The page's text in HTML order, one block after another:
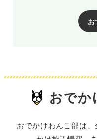
お
おでか
おでかけわんこ部は